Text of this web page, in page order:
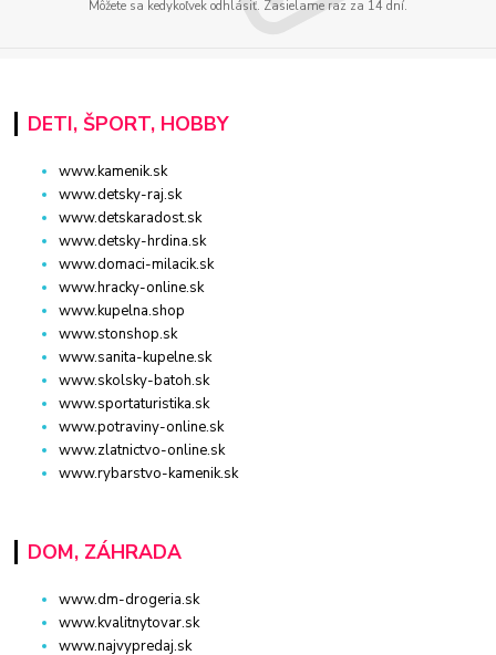
Môžete sa kedykoľvek odhlásiť. Zasielame raz za 14 dní.
DETI, ŠPORT, HOBBY
www.kamenik.sk
www.detsky-raj.sk
www.detskaradost.sk
www.detsky-hrdina.sk
www.domaci-milacik.sk
www.hracky-online.sk
www.kupelna.shop
www.stonshop.sk
www.sanita-kupelne.sk
www.skolsky-batoh.sk
www.sportaturistika.sk
www.potraviny-online.sk
www.zlatnictvo-online.sk
www.rybarstvo-kamenik.sk
DOM, ZÁHRADA
www.dm-drogeria.sk
www.kvalitnytovar.sk
www.najvypredaj.sk